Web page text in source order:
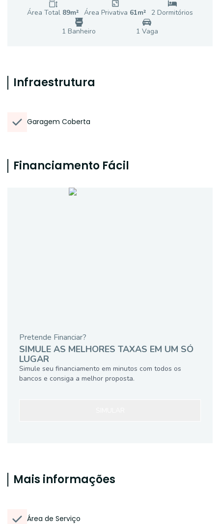
Área Total 89m² Área Privativa 61m² 2 Dormitórios
1 Banheiro 1 Vaga
Infraestrutura
Garagem Coberta
Financiamento Fácil
Pretende Financiar?
SIMULE AS MELHORES TAXAS EM UM SÓ
LUGAR
Simule seu financiamento em minutos com todos os
bancos e consiga a melhor proposta.
Mais informações
Área de Serviço